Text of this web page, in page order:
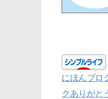
にほんブロ
クありがと